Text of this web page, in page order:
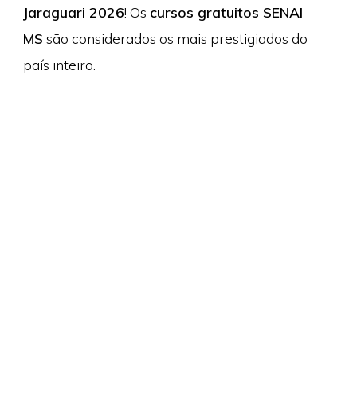
Jaraguari 2026! Os cursos gratuitos SENAI
MS são considerados os mais prestigiados do
país inteiro.